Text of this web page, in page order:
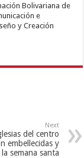
Bolivariana de
e
y Creación
Next
del centro
embellecidas y
semana santa